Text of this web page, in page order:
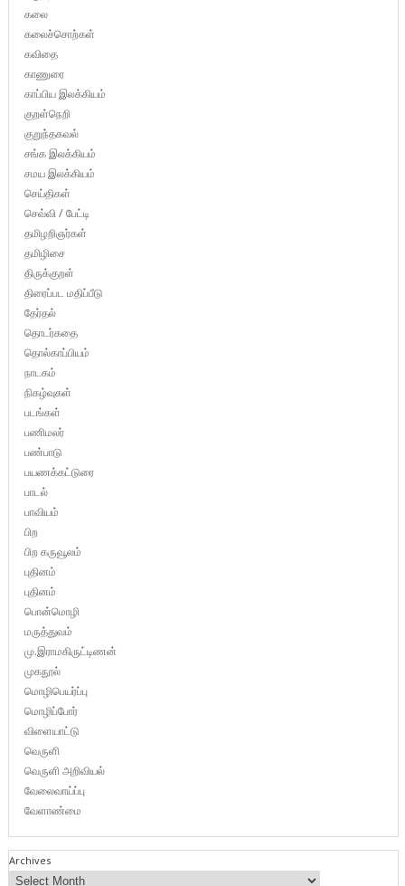
கலை
கலைச்சொற்கள்
கவிதை
காணுரை
காப்பிய இலக்கியம்
குறள்நெறி
குறுந்தகவல்
சங்க இலக்கியம்
சமய இலக்கியம்
செய்திகள்
செவ்வி / பேட்டி
தமிழறிஞர்கள்
தமிழிசை
திருக்குறள்
திரைப்பட மதிப்பீடு
தேர்தல்
தொடர்கதை
தொல்காப்பியம்
நாடகம்
நிகழ்வுகள்
படங்கள்
பணிமலர்
பண்பாடு
பயணக்கட்டுரை
பாடல்
பாவியம்
பிற
பிற கருவூலம்
புதினம்
புதினம்
பொன்மொழி
மருத்துவம்
மு.இராமகிருட்டிணன்
முகநூல்
மொழிபெயர்ப்பு
மொழிப்போர்
விளையாட்டு
வெருளி
வெருளி அறிவியல்
வேலைவாய்ப்பு
வேளாண்மை
Archives